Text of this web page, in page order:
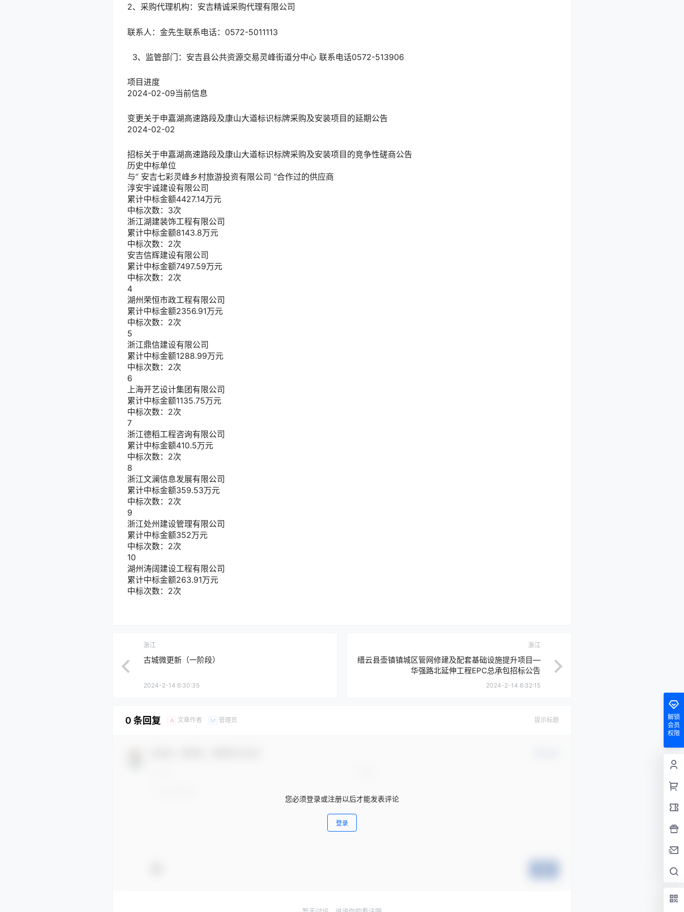
2、采购代理机构：安吉精诚采购代理有限公司
联系人：金先生联系电话：0572-5011113
3、监管部门：安吉县公共资源交易灵峰街道分中心 联系电话0572-513906
项目进度
2024-02-09当前信息
变更关于申嘉湖高速路段及康山大道标识标牌采购及安装项目的延期公告
2024-02-02
招标关于申嘉湖高速路段及康山大道标识标牌采购及安装项目的竞争性磋商公告
历史中标单位
与“ 安吉七彩灵峰乡村旅游投资有限公司 ”合作过的供应商
淳安宇诚建设有限公司
累计中标金额4427.14万元
中标次数：3次
浙江湖建装饰工程有限公司
累计中标金额8143.8万元
中标次数：2次
安吉信辉建设有限公司
累计中标金额7497.59万元
中标次数：2次
4
湖州荣恒市政工程有限公司
累计中标金额2356.91万元
中标次数：2次
5
浙江鼎信建设有限公司
累计中标金额1288.99万元
中标次数：2次
6
上海开艺设计集团有限公司
累计中标金额1135.75万元
中标次数：2次
7
浙江德稻工程咨询有限公司
累计中标金额410.5万元
中标次数：2次
8
浙江文澜信息发展有限公司
累计中标金额359.53万元
中标次数：2次
9
浙江处州建设管理有限公司
累计中标金额352万元
中标次数：2次
10
湖州涛阔建设工程有限公司
累计中标金额263.91万元
中标次数：2次
浙江
古城微更新（一阶段）
2024-2-14 6:30:35
浙江
缙云县壶镇镇城区管网修建及配套基础设施提升项目—
华强路北延伸工程EPC总承包招标公告
[A3311011160014433001001]
2024-2-14 6:32:15
0 条回复 A 文章作者 M 管理员 提示标题
您必须登录或注册以后才能发表评论
登录
解锁
会员
权限